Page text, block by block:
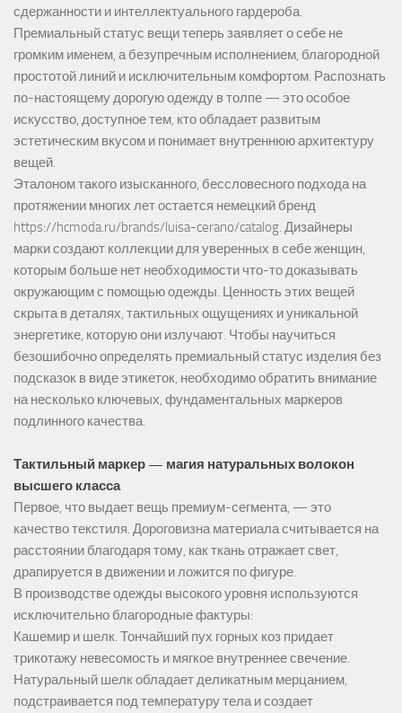
сдержанности и интеллектуального гардероба.
Премиальный статус вещи теперь заявляет о себе не
громким именем, а безупречным исполнением, благородной
простотой линий и исключительным комфортом. Распознать
по-настоящему дорогую одежду в толпе — это особое
искусство, доступное тем, кто обладает развитым
эстетическим вкусом и понимает внутреннюю архитектуру
вещей.
Эталоном такого изысканного, бессловесного подхода на
протяжении многих лет остается немецкий бренд
https://hcmoda.ru/brands/luisa-cerano/catalog. Дизайнеры
марки создают коллекции для уверенных в себе женщин,
которым больше нет необходимости что-то доказывать
окружающим с помощью одежды. Ценность этих вещей
скрыта в деталях, тактильных ощущениях и уникальной
энергетике, которую они излучают. Чтобы научиться
безошибочно определять премиальный статус изделия без
подсказок в виде этикеток, необходимо обратить внимание
на несколько ключевых, фундаментальных маркеров
подлинного качества.
Тактильный маркер — магия натуральных волокон
высшего класса
Первое, что выдает вещь премиум-сегмента, — это
качество текстиля. Дороговизна материала считывается на
расстоянии благодаря тому, как ткань отражает свет,
драпируется в движении и ложится по фигуре.
В производстве одежды высокого уровня используются
исключительно благородные фактуры:
Кашемир и шелк. Тончайший пух горных коз придает
трикотажу невесомость и мягкое внутреннее свечение.
Натуральный шелк обладает деликатным мерцанием,
подстраивается под температуру тела и создает